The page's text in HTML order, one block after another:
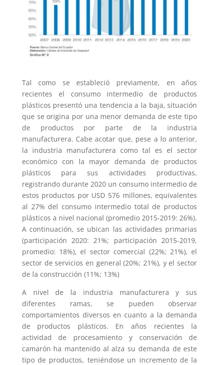
Tal como se estableció previamente, en años
recientes el consumo intermedio de productos
plásticos presentó una tendencia a la baja, situación
que se origina por una menor demanda de este tipo
de productos por parte de la industria
manufacturera. Cabe acotar que, pese a lo anterior,
la industria manufacturera como tal es el sector
económico con la mayor demanda de productos
plásticos para sus actividades productivas,
registrando durante 2020 un consumo intermedio de
estos productos por USD 576 millones, equivalentes
al 27% del consumo intermedio total de productos
plásticos a nivel nacional (promedio 2015-2019: 26%).
A continuación, se ubican las actividades primarias
(participación 2020: 21%; participación 2015-2019,
promedio: 18%), el sector comercial (22%; 21%), el
sector de servicios en general (20%; 21%), y el sector
de la construcción (11%; 13%)
A nivel de la industria manufacturera y sus
diferentes ramas, se pueden observar
comportamientos diversos en cuanto a la demanda
de productos plásticos. En años recientes la
actividad de procesamiento y conservación de
camarón ha mantenido al alza su demanda de este
tipo de productos, teniéndose un incremento de la